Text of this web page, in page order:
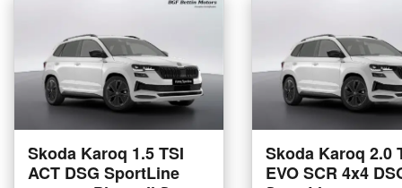
Skoda Karoq 1.5 TSI
ACT DSG SportLine
Skoda Karoq 2.0
EVO SCR 4x4